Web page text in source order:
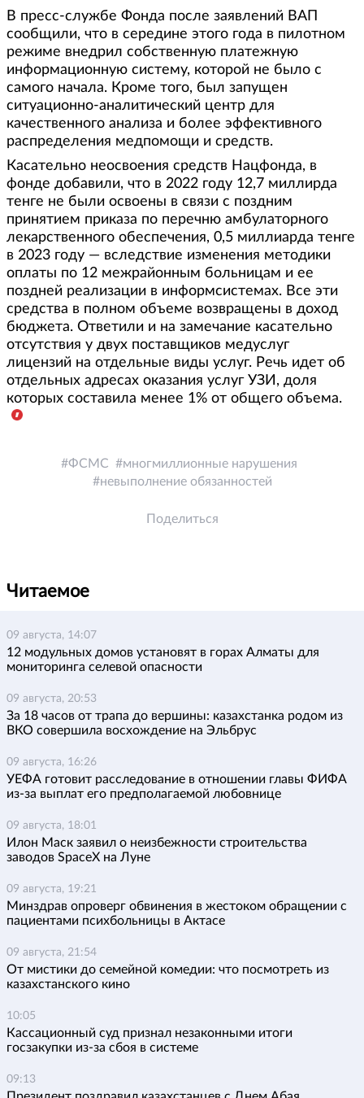
В пресс-службе Фонда после заявлений ВАП
сообщили, что в середине этого года в пилотном
режиме внедрил собственную платежную
информационную систему, которой не было с
самого начала. Кроме того, был запущен
ситуационно-аналитический центр для
качественного анализа и более эффективного
распределения медпомощи и средств.
Касательно неосвоения средств Нацфонда, в
фонде добавили, что в 2022 году 12,7 миллирда
тенге не были освоены в связи с поздним
принятием приказа по перечню амбулаторного
лекарственного обеспечения, 0,5 миллиарда тенге
в 2023 году — вследствие изменения методики
оплаты по 12 межрайонным больницам и ее
поздней реализации в информсистемах. Все эти
средства в полном объеме возвращены в доход
бюджета. Ответили и на замечание касательно
отсутствия у двух поставщиков медуслуг
лицензий на отдельные виды услуг. Речь идет об
отдельных адресах оказания услуг УЗИ, доля
которых составила менее 1% от общего объема.
ФСМС
многмиллионные нарушения
невыполнение обязанностей
Поделиться
Читаемое
09 августа, 14:07
12 модульных домов установят в горах Алматы для
мониторинга селевой опасности
09 августа, 20:53
За 18 часов от трапа до вершины: казахстанка родом из
ВКО совершила восхождение на Эльбрус
09 августа, 16:26
УЕФА готовит расследование в отношении главы ФИФА
из-за выплат его предполагаемой любовнице
09 августа, 18:01
Илон Маск заявил о неизбежности строительства
заводов SpaceX на Луне
09 августа, 19:21
Минздрав опроверг обвинения в жестоком обращении с
пациентами психбольницы в Актасе
09 августа, 21:54
От мистики до семейной комедии: что посмотреть из
казахстанского кино
10:05
Кассационный суд признал незаконными итоги
госзакупки из-за сбоя в системе
09:13